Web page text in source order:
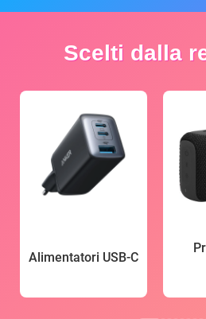
Scelti dalla
Alimentatori USB-C